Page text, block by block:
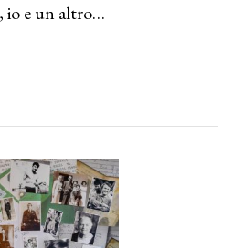
io e un altro…